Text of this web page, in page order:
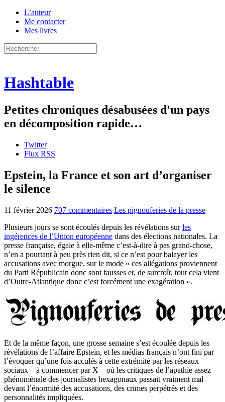
L’auteur
Me contacter
Mes livres
Hashtable
Petites chroniques désabusées d'un pays
en décomposition rapide…
Twitter
Flux RSS
Epstein, la France et son art d’organiser
le silence
11 février 2026 707 commentaires Les pignouferies de la presse
Plusieurs jours se sont écoulés depuis les révélations surles
ingérences de l’Union européenne dans des élections nationales. La
presse française, égale à elle-même c’est-à-dire à pas grand-chose,
n’en a pourtant à peu près rien dit, si ce n’est pour balayer les
accusations avec morgue, sur le mode « ces allégations proviennent
du Parti Républicain donc sont fausses et, de surcroît, tout cela vient
d’Outre-Atlantique donc c’est forcément une exagération ».
Et de la même façon, une grosse semaine s’est écoulée depuis les
révélations de l’affaire Epstein, et les médias français n’ont fini par
l’évoquer qu’une fois acculés à cette extrémité par les réseaux
sociaux – à commencer par X – où les critiques de l’apathie assez
phénoménale des journalistes hexagonaux passait vraiment mal
devant l’énormité des accusations, des crimes perpétrés et des
personnalités impliquées.